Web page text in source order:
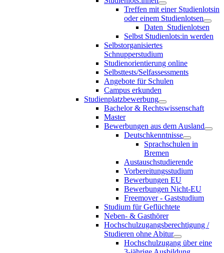
Treffen mit einer Studienlotsin
oder einem Studienlotsen
Daten_Studienlotsen
Selbst Studienlots:in werden
Selbstorganisiertes
Schnupperstudium
Studienorientierung online
Selbsttests/Selfassessments
Angebote für Schulen
Campus erkunden
Studienplatzbewerbung
Bachelor & Rechtswissenschaft
Master
Bewerbungen aus dem Ausland
Deutschkenntnisse
Sprachschulen in
Bremen
Austauschstudierende
Vorbereitungsstudium
Bewerbungen EU
Bewerbungen Nicht-EU
Freemover - Gaststudium
Studium für Geflüchtete
Neben- & Gasthörer
Hochschulzugangsberechtigung /
Studieren ohne Abitur
Hochschulzugang über eine